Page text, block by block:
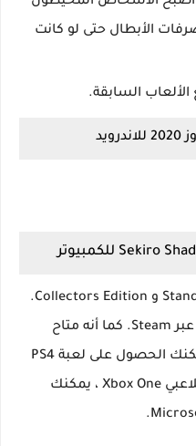
الأبطال حتى لو كانت
السابقة.
تأتي اللعبة في نسختين ، أي Standard و Collectors Edition.
وهي متوفرة للكمبيوتر الشخصي عبر Steam. كما أنه متاح
و Xbox One. يمكنك الحصول على لعبة PS4
. بالنسبة للاعبي Xbox One ، يمكنك